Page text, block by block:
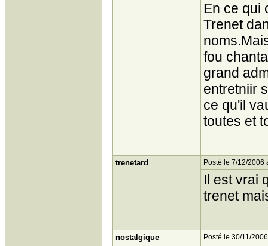
En ce qui
Trenet
fou
grand
entretniir
ce qu'il
toutes et
trenetard Posté le 7/12/2006
Il est vrai
trenet
nostalgique Posté le 30/11/